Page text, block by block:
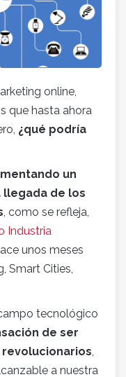
online,
que hasta ahora
¿qué podría
un
llegada de los
, como se refleja,
Industria
unos meses
Smart Cities,
tecnológico
de ser
,
a nuestra